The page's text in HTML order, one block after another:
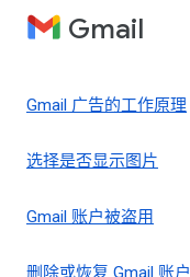
Gmail
Gmail 广告的工作原理
选择是否显示图片
Gmail 账户被盗用
删除或恢复 Gmail 账户